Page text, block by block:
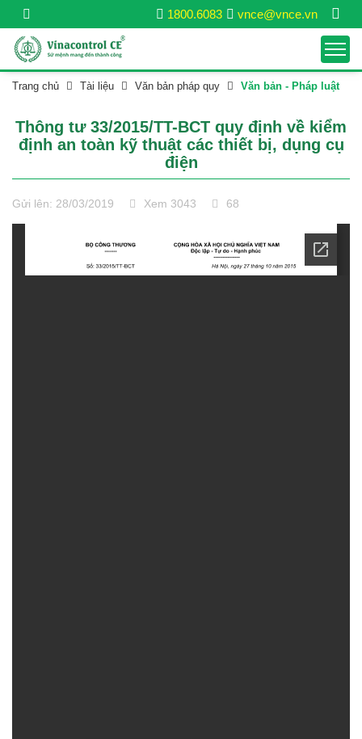
vnce@vnce.vn
1800.6083
Trang chủ Tài liệu Văn bản pháp quy Văn bản - Pháp luật
Thông tư 33/2015/TT-BCT quy định về kiểm
định an toàn kỹ thuật các thiết bị, dụng cụ
điện
Gửi lên: 28/03/2019 Xem 3043 68